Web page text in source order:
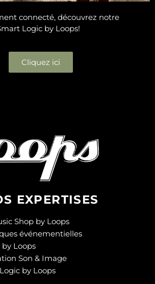
connecté, découvrez notre
Logic by Loops!
Cliquez ici
EXPERTISES
Shop by Loops
événementielles
Loops
Son & Image
by Loops